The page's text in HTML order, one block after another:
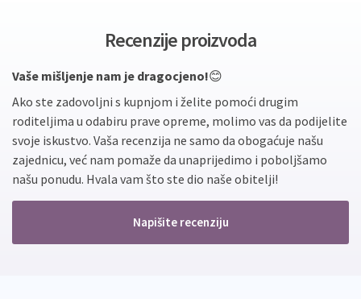
Recenzije proizvoda
Vaše mišljenje nam je dragocjeno!😊
Ako ste zadovoljni s kupnjom i želite pomoći drugim
roditeljima u odabiru prave opreme, molimo vas da podijelite
svoje iskustvo. Vaša recenzija ne samo da obogaćuje našu
zajednicu, već nam pomaže da unaprijedimo i poboljšamo
našu ponudu. Hvala vam što ste dio naše obitelji!
Napišite recenziju